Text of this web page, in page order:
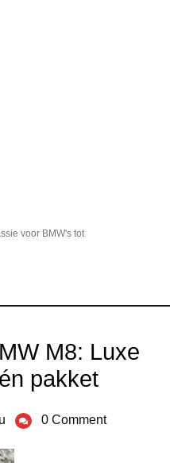
voor BMW's tot
M8: Luxe
pakket
0 Comment